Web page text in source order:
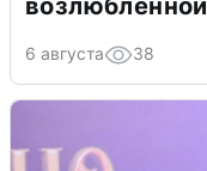
возлюбленной
6 августа 38